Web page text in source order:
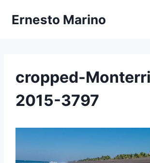
InhaltErnesto Marino
cropped-
2015-3797